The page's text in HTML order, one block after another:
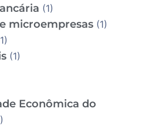
(1)
microempresas (1)
(1)
Econômica do